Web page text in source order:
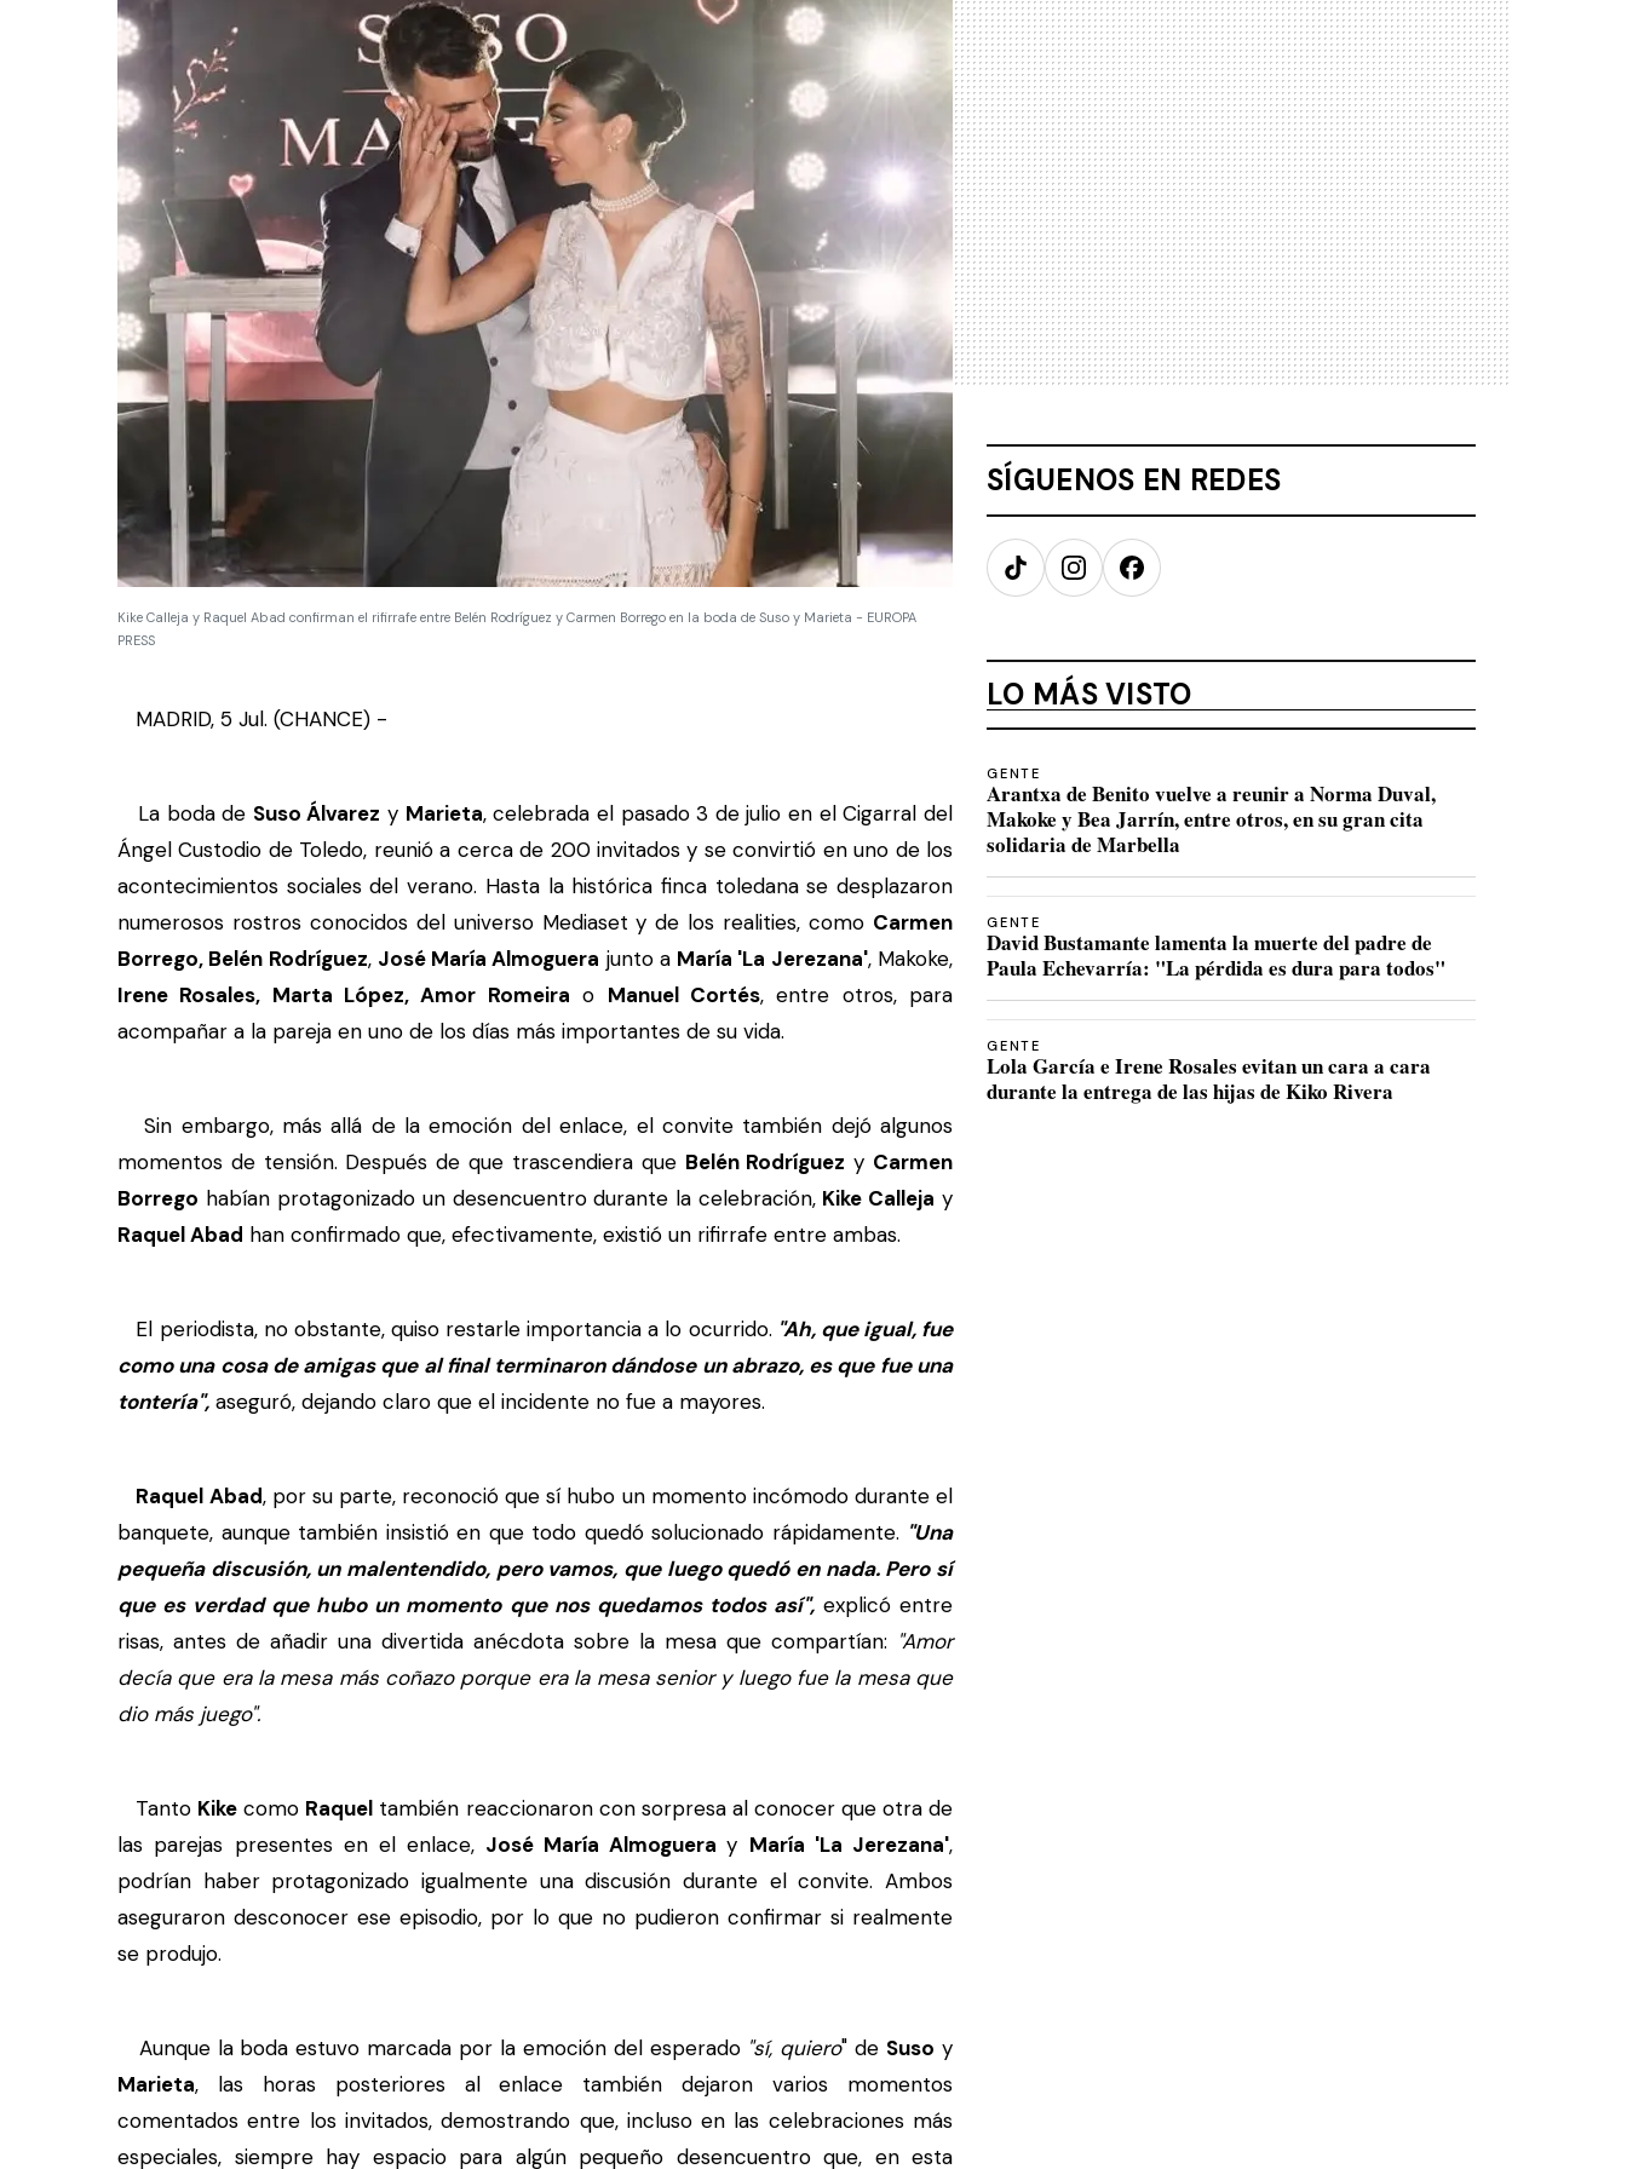
Kike Calleja y Raquel Abad confirman el rifirrafe entre Belén Rodríguez y Carmen Borrego en la boda de Suso y Marieta - EUROPA
PRESS
MADRID, 5 Jul. (CHANCE) -
La boda de Suso Álvarez y Marieta, celebrada el pasado 3 de julio en el Cigarral del
Ángel Custodio de Toledo, reunió a cerca de 200 invitados y se convirtió en uno de los
acontecimientos sociales del verano. Hasta la histórica finca toledana se desplazaron
numerosos rostros conocidos del universo Mediaset y de los realities, como Carmen
Borrego, Belén Rodríguez, José María Almoguera junto a María 'La Jerezana', Makoke,
Irene Rosales, Marta López, Amor Romeira o Manuel Cortés, entre otros, para
acompañar a la pareja en uno de los días más importantes de su vida.
Sin embargo, más allá de la emoción del enlace, el convite también dejó algunos
momentos de tensión. Después de que trascendiera que Belén Rodríguez y Carmen
Borrego habían protagonizado un desencuentro durante la celebración, Kike Calleja y
Raquel Abad han confirmado que, efectivamente, existió un rifirrafe entre ambas.
El periodista, no obstante, quiso restarle importancia a lo ocurrido. "Ah, que igual, fue
como una cosa de amigas que al final terminaron dándose un abrazo, es que fue una
tontería", aseguró, dejando claro que el incidente no fue a mayores.
Raquel Abad, por su parte, reconoció que sí hubo un momento incómodo durante el
banquete, aunque también insistió en que todo quedó solucionado rápidamente. "Una
pequeña discusión, un malentendido, pero vamos, que luego quedó en nada. Pero sí
que es verdad que hubo un momento que nos quedamos todos así",explicó entre
risas, antes de añadir una divertida anécdota sobre la mesa que compartían: "Amor
decía que era la mesa más coñazo porque era la mesa senior y luego fue la mesa que
dio más juego".
Tanto Kike como Raquel también reaccionaron con sorpresa al conocer que otra de
las parejas presentes en el enlace, José María Almogueray María 'La Jerezana',
podrían haber protagonizado igualmente una discusión durante el convite. Ambos
aseguraron desconocer ese episodio, por lo que no pudieron confirmar si realmente
se produjo.
Aunque la boda estuvo marcada por la emoción del esperado "sí, quiero" de Suso y
Marieta, las horas posteriores al enlace también dejaron varios momentos
comentados entre los invitados, demostrando que, incluso en las celebraciones más
especiales, siempre hay espacio para algún pequeño desencuentro que, en esta
SÍGUENOS EN REDES
TikTokInstagramFacebook
LO MÁS VISTO
GENTE
Arantxa de Benito vuelve a reunir a Norma Duval,
Makoke y Bea Jarrín, entre otros, en su gran cita
solidaria de Marbella
GENTE
David Bustamante lamenta la muerte del padre de
Paula Echevarría: "La pérdida es dura para todos"
GENTE
Lola García e Irene Rosales evitan un cara a cara
durante la entrega de las hijas de Kiko Rivera